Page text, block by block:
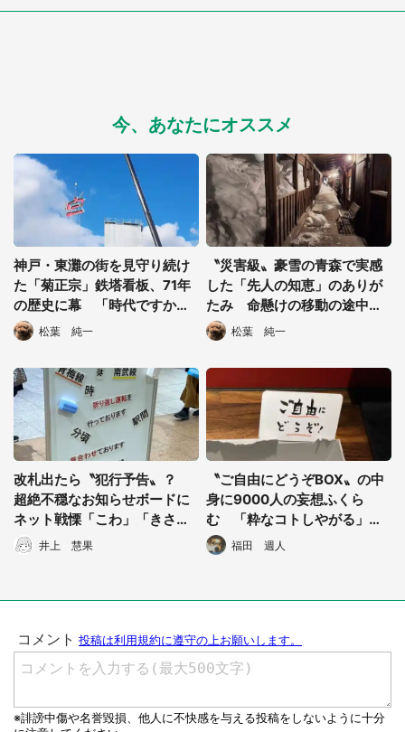
今、あなたにオススメ
神戸・東灘の街を見守り続け
た「菊正宗」鉄塔看板、71年
の歴史に幕 「時代ですかね
え」「寂しい！」と惜しむ声
松葉 純一
〝災害級〟豪雪の青森で実感
した「先人の知恵」のありが
たみ 命懸けの移動の途中で
「ほっとしました」
松葉 純一
改札出たら〝犯行予告〟？
超絶不穏なお知らせボードに
ネット戦慄「こわ」「きさら
ぎ駅ですわ」
井上 慧果
〝ご自由にどうぞBOX〟の中
身に9000人の妄想ふくら
む 「粋なコトしやがる」
「ここからわらしべ長者が」
福田 週人